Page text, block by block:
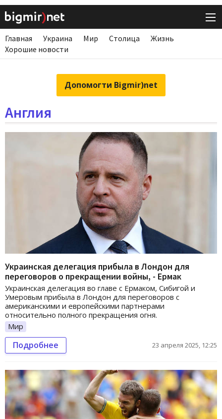
Главная Украина Мир Столица
Жизнь
Хорошие новости
Допомогти Bigmir)net
Англия
Украинская делегация прибыла в Лондон для
переговоров о прекращении войны, - Ермак
Украинская делегация во главе с Ермаком, Сибигой и
Умеровым прибыла в Лондон для переговоров с
американскими и европейскими партнерами
относительно полного прекращения огня.
Мир
Подробнее 23 апреля 2025, 12:25